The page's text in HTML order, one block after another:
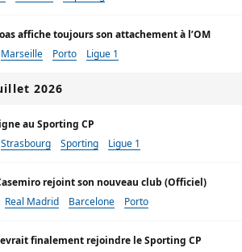
affiche toujours son attachement à l’OM
Marseille Porto Ligue 1
2026
au Sporting CP
Strasbourg Sporting Ligue 1
rejoint son nouveau club (Officiel)
Real Madrid Barcelone Porto
finalement rejoindre le Sporting CP